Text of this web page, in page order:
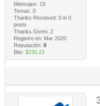
Mensajes: 19
Temas: 0
Thanks Received: 0in 0
posts
Thanks Given: 2
Registro en: Mar 2020
Reputación: 0
Bits: $230.23